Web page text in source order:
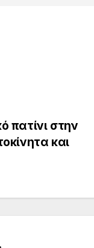
πατίνι στην
και